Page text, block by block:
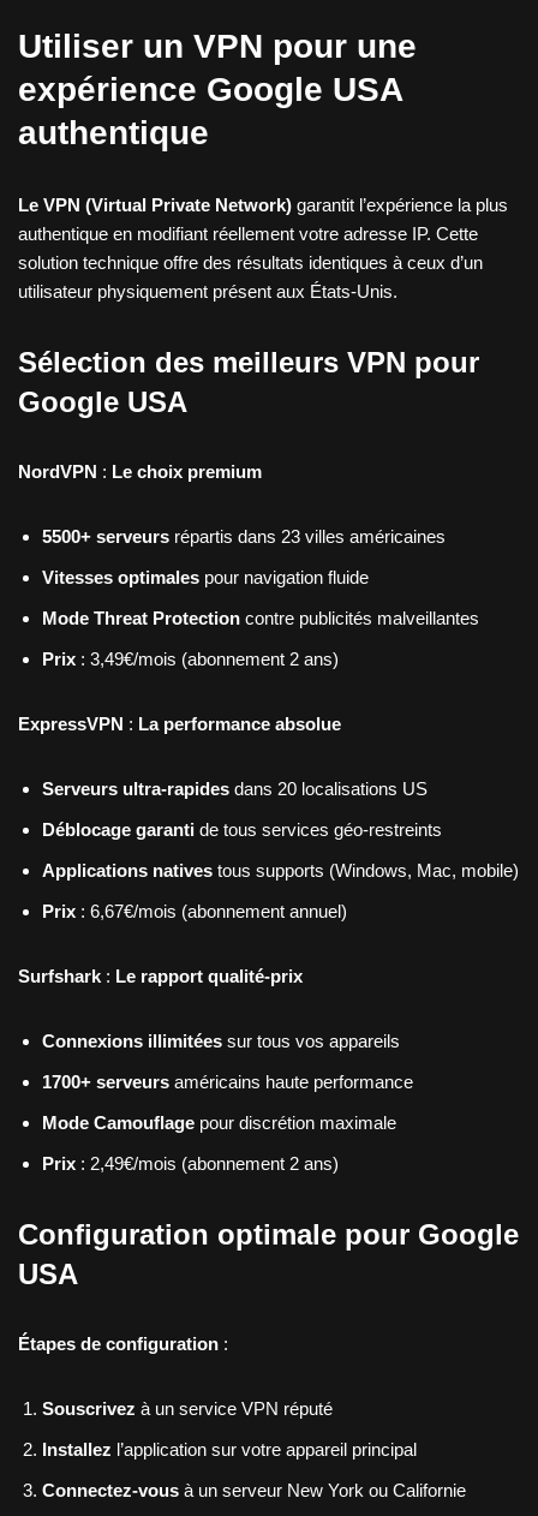
Utiliser un VPN pour une
expérience Google USA
authentique
Le VPN (Virtual Private Network) garantit l’expérience la plus
authentique en modifiant réellement votre adresse IP. Cette
solution technique offre des résultats identiques à ceux d’un
utilisateur physiquement présent aux États-Unis.
Sélection des meilleurs VPN pour
Google USA
NordVPN : Le choix premium
5500+ serveurs répartis dans 23 villes américaines
Vitesses optimales pour navigation fluide
Mode Threat Protection contre publicités malveillantes
Prix : 3,49€/mois (abonnement 2 ans)
ExpressVPN : La performance absolue
Serveurs ultra-rapides dans 20 localisations US
Déblocage garanti de tous services géo-restreints
Applications natives tous supports (Windows, Mac, mobile)
Prix : 6,67€/mois (abonnement annuel)
Surfshark : Le rapport qualité-prix
Connexions illimitées sur tous vos appareils
1700+ serveurs américains haute performance
Mode Camouflage pour discrétion maximale
Prix : 2,49€/mois (abonnement 2 ans)
Configuration optimale pour Google
USA
Étapes de configuration :
Souscrivez à un service VPN réputé
Installez l’application sur votre appareil principal
Connectez-vous à un serveur New York ou Californie